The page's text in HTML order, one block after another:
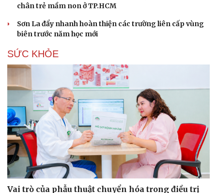
chân trẻ mầm non ở TP.HCM
Sơn La đẩy nhanh hoàn thiện các trường liên cấp vùng
biên trước năm học mới
SỨC KHỎE
Vai trò của phẫu thuật chuyển hóa trong điều trị